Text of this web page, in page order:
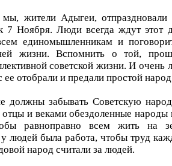
мы, жители Адыгеи,
7 Ноября. Люди всегда ждут этот
единомышленникам и
жизни. Вспомнить о той,
советской жизни. И очень
отобрали и предали простой
забывать Советскую
и веками обездоленные народы
равноправно всем жить на
людей была работа, чтобы труд
народ считали за людей.